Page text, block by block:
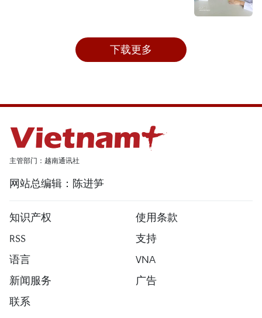
下载更多
主管部门：越南通讯社
网站总编辑：陈进笋
知识产权
使用条款
RSS
支持
语言
VNA
新闻服务
广告
联系